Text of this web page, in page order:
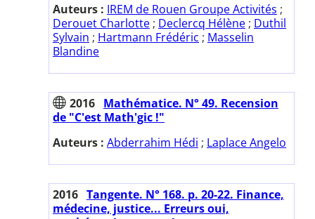
Auteurs : IREM de Rouen Groupe Activités ;
Derouet Charlotte ; Declercq Hélène ; Duthil
Sylvain ; Hartmann Frédéric ; Masselin
Blandine
2016 Mathématice. N° 49. Recension
de "C'est Math'gic !"
Auteurs : Abderrahim Hédi ; Laplace Angelo
2016 Tangente. N° 168. p. 20-22. Finance,
médecine, justice... Erreurs oui,